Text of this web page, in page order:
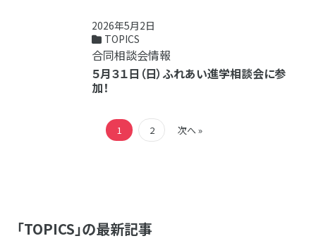
2026年5月2日
TOPICS
合同相談会情報
５月３１日（日）ふれあい進学相談会に参
加！
1 2 次へ »
「TOPICS」の最新記事